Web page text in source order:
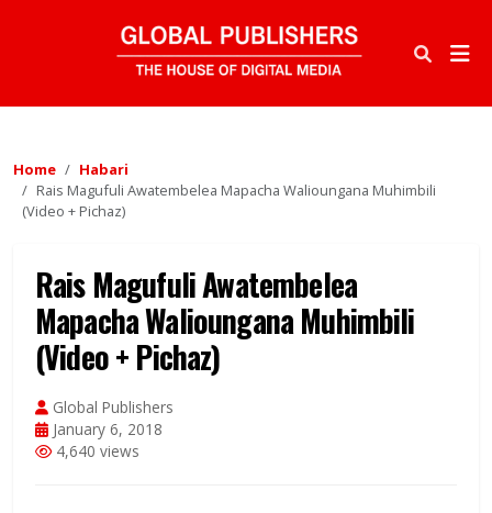
Home
Habari
Rais Magufuli Awatembelea Mapacha Walioungana Muhimbili
(Video + Pichaz)
Rais Magufuli Awatembelea
Mapacha Walioungana Muhimbili
(Video + Pichaz)
Global Publishers
January 6, 2018
4,640 views